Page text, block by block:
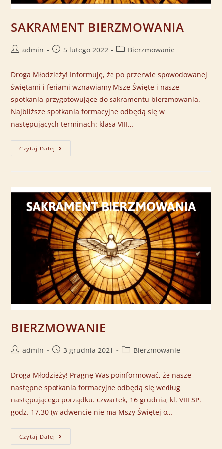
SAKRAMENT BIERZMOWANIA
admin 5 lutego 2022 Bierzmowanie
Droga Młodzieży! Informuję, że po przerwie spowodowanej
świętami i feriami wznawiamy Msze Święte i nasze
spotkania przygotowujące do sakramentu bierzmowania.
Najbliższe spotkania formacyjne odbędą się w
następujących terminach: klasa VIII…
Czytaj Dalej
BIERZMOWANIE
admin 3 grudnia 2021 Bierzmowanie
Droga Młodzieży! Pragnę Was poinformować, że nasze
następne spotkania formacyjne odbędą się według
następującego porządku: czwartek, 16 grudnia, kl. VIII SP:
godz. 17,30 (w adwencie nie ma Mszy Świętej o…
Czytaj Dalej